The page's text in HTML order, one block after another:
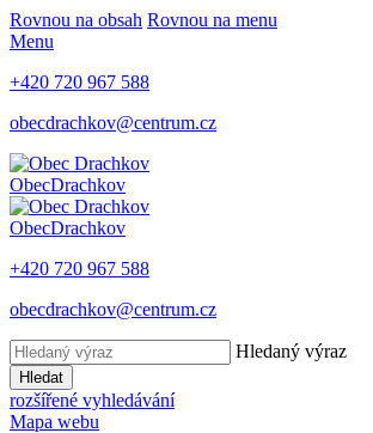
Rovnou na obsah Rovnou na menu
Menu
+420 720 967 588
obecdrachkov@centrum.cz
ObecDrachkov
ObecDrachkov
+420 720 967 588
obecdrachkov@centrum.cz
Hledaný výraz
Hledat
rozšířené vyhledávání
Mapa webu